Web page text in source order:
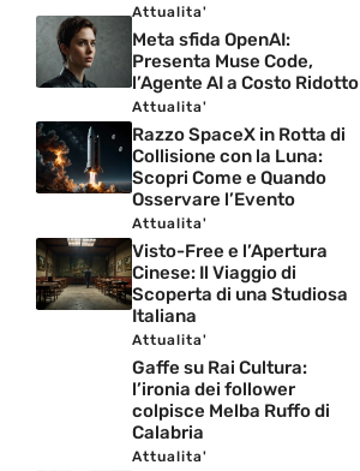
Attualita'
Meta sfida OpenAI:
Presenta Muse Code,
l’Agente AI a Costo Ridotto
Attualita'
Razzo SpaceX in Rotta di
Collisione con la Luna:
Scopri Come e Quando
Osservare l’Evento
Attualita'
Visto-Free e l’Apertura
Cinese: Il Viaggio di
Scoperta di una Studiosa
Italiana
Attualita'
Gaffe su Rai Cultura:
l’ironia dei follower
colpisce Melba Ruffo di
Calabria
Attualita'